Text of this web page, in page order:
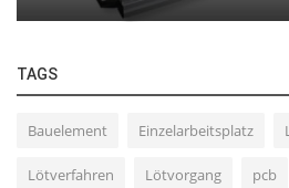
TAGS
Bauelement Einzelarbeitsplatz
Lötverfahren Lötvorgang pcb